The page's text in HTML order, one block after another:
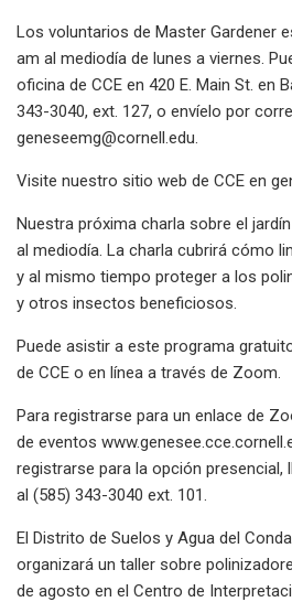
Los voluntarios de Master Gardener
am al mediodía de lunes a viernes.
oficina de CCE en 420 E. Main St. en
343-3040, ext. 127, o envíelo por
geneseemg@cornell.edu.
Visite nuestro sitio web de CCE en
Nuestra próxima charla sobre el
al mediodía. La charla cubrirá cómo
y al mismo tiempo proteger a los
y otros insectos beneficiosos.
Puede asistir a este programa
de CCE o en línea a través de Zoom.
Para registrarse para un enlace de
de eventos
registrarse para la opción presencial,
al (585) 343-3040 ext. 101.
El Distrito de Suelos y Agua del
organizará un taller sobre
de agosto en el Centro de